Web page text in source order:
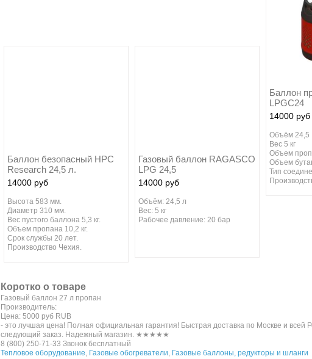
Баллон безопасный HPC
Research 24,5 л.
14000 руб
Высота 583 мм.
Диаметр 310 мм.
Вес пустого баллона 5,3 кг.
Объем пропана 10,2 кг.
Срок службы 20 лет.
Производство Чехия.
Газовый баллон RAGASCO
LPG 24,5
14000 руб
Объём: 24,5 л
Вес: 5 кг
Рабочее давление: 20 бар
Баллон
LPGC24
14000 руб
Объём 24,5
Вес 5 кг
Объем
Объем
Тип
Коротко о товаре
Газовый баллон 27 л пропан
Производитель:
Цена: 5000 руб RUB
- это лучшая цена! Полная официальная гарантия! Быстрая доставка по Москве и всей
следующий заказ. Надежный магазин. ★★★★★
8 (800) 250-71-33 Звонок бесплатный
Тепловое оборудование, Газовые обогреватели, Газовые баллоны, редукторы и шланги